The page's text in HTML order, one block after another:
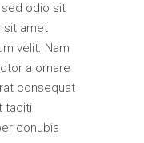
odio sit
sit amet
velit. Nam
a ornare
consequat
taciti
conubia